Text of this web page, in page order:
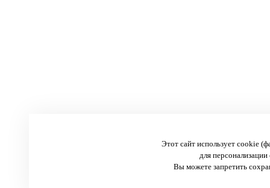
Этот сайт использует cookie
для персонализации
Вы можете запретить